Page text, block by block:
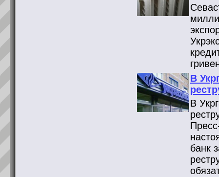
В
В
банк